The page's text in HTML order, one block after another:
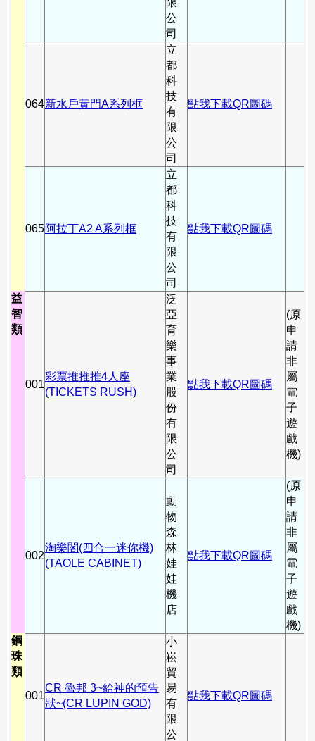
公
司
064新水戶黃門A系列框
立
都
科
技
有
限
公
司
點我下載QR圖碼
065阿拉丁A2 A系列框
立
都
科
技
有
限
公
司
點我下載QR圖碼
益
智
類
001
彩票推推推4人座
(TICKETS RUSH)
泛
亞
育
樂
事
業
股
份
有
限
公
司
點我下載QR圖碼
(原
申
請
非
屬
電
子
遊
戲
機)
002
淘樂閣(四合一迷你機)
(TAOLE CABINET)
動
物
森
林
娃
娃
機
店
點我下載QR圖碼
(原
申
請
非
屬
電
子
遊
戲
機)
鋼
珠
類
001
CR 魯邦 3~給神的預告
狀~(CR LUPIN GOD)
小
崧
貿
易
有
限
公
點我下載QR圖碼